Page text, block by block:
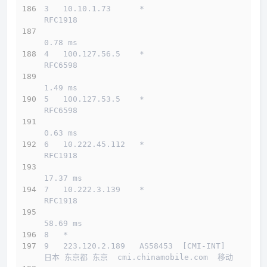
3   10.10.1.73      *
RFC1918
0.78 ms
4   100.127.56.5    *
RFC6598
1.49 ms
5   100.127.53.5    *
RFC6598
0.63 ms
6   10.222.45.112   *
RFC1918
17.37 ms
7   10.222.3.139    *
RFC1918
58.69 ms
8   *
9   223.120.2.189   AS58453  [CMI-INT]
日本 东京都 东京  cmi.chinamobile.com  移动